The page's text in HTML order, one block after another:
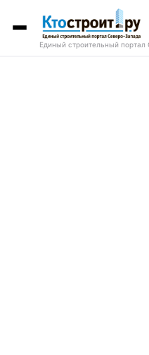
Единый строительный портал